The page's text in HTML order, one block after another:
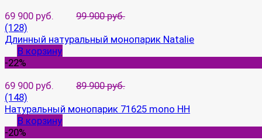
69 900 руб.
99 900 руб.
(128)
Длинный натуральный монопарик Natalie
В корзину
-22%
69 900 руб.
89 900 руб.
(148)
Натуральный монопарик 71625 mono HH
В корзину
-20%